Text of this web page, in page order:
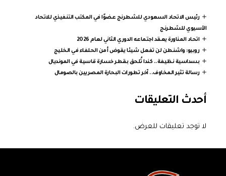
رئيس الاتحاد السعودي للشطرنج عضوًا في المكتب التنفيذي للاتحاد
الآسيوي للشطرنج
اتحاد المناورة يعقد اجتماعه الدوري الثاني لعام 2026
روبيو: واشنطن لن تفعل شيئا يقوض أمن الحلفاء في الخليج
بسداسية نظيفة.. كندا تُلحق بقطر خسارة قاسية في المونديال
رسالة تثير المخاوف.. آخر تطورات البحارة المصريين بالصومال
أحدث التعليقات
لا توجد تعليقات للعرض.